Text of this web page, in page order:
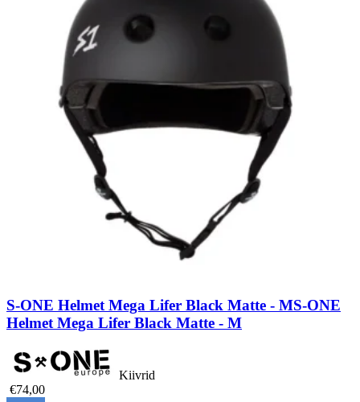
S-ONE Helmet Mega Lifer Black Matte - MS-ONE
Helmet Mega Lifer Black Matte - M
Kiivrid
€74,00